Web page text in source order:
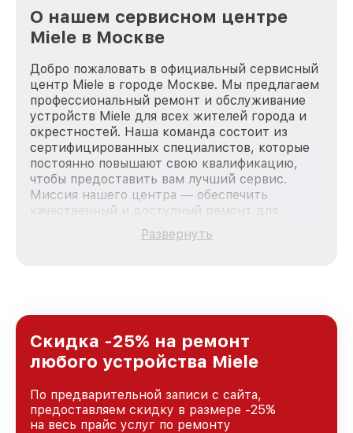
О нашем сервисном центре
Miele в Москве
Добро пожаловать в официальный сервисный
центр Miele в городе Москве. Мы предлагаем
профессиональный ремонт и обслуживание
устройств Miele для всех жителей города и
окрестностей. Наша команда состоит из
сертифицированных специалистов, которые
постоянно повышают свою квалификацию,
чтобы предоставить вам лучший сервис.
Миссия нашего центра — обеспечить
качественный и доступный ремонт для
каждого пользователя продукции Miele, вне
зависимости от сложности поломки. Мы
и лояльности наших клиентов.
Развернуть
Скидка -25% на ремонт
любого устройства Miele
По предварительной записи с сайта,
предоставляем скидку в размере -25%
на весь прайс услуг по ремонту